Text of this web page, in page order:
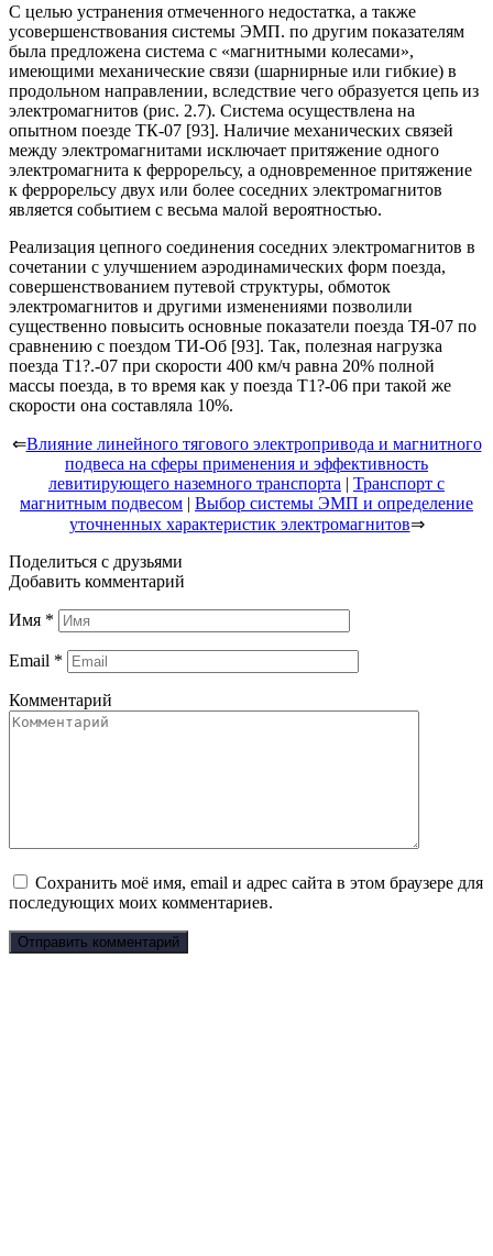
С целью устранения отмеченного недостатка, а также
усовершенствования системы ЭМП. по другим показателям
была предложена система с «магнитными колесами»,
имеющими механические связи (шарнирные или гибкие) в
продольном направлении, вследствие чего образуется цепь из
электромагнитов (рис. 2.7). Система осуществлена на
опытном поезде ТК-07 [93]. Наличие механических связей
между электромагнитами исключает притяжение одного
электромагнита к феррорельсу, а одновременное притяжение
к феррорельсу двух или более соседних электромагнитов
является событием с весьма малой вероятностью.
Реализация цепного соединения соседних электромагнитов в
сочетании с улучшением аэродинамических форм поезда,
совершенствованием путевой структуры, обмоток
электромагнитов и другими изменениями позволили
существенно повысить основные показатели поезда ТЯ-07 по
сравнению с поездом ТИ-Об [93]. Так, полезная нагрузка
поезда Т1?.-07 при скорости 400 км/ч равна 20% полной
массы поезда, в то время как у поезда Т1?-06 при такой же
скорости она составляла 10%.
⇐Влияние линейного тягового электропривода и магнитного
подвеса на сферы применения и эффективность
левитирующего наземного транспорта | Транспорт с
магнитным подвесом | Выбор системы ЭМП и определение
уточненных характеристик электромагнитов⇒
Поделиться с друзьями
Добавить комментарий
Имя *
Email *
Комментарий
Сохранить моё имя, email и адрес сайта в этом браузере для
последующих моих комментариев.